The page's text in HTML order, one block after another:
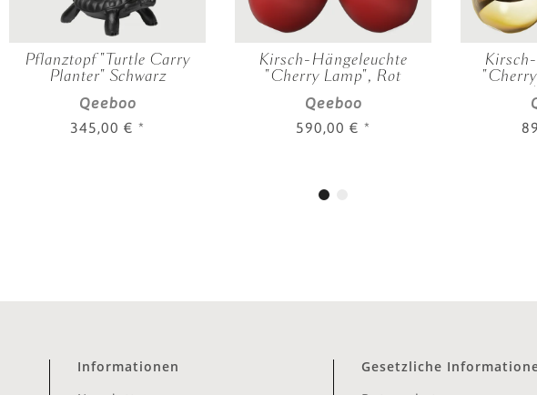
Pflanztopf "Turtle Carry
Planter" Schwarz
Qeeboo
345,00 € *
Kirsch-Hängeleuchte
"Cherry Lamp", Rot
Qeeboo
590,00 € *
Informationen Gesetzliche